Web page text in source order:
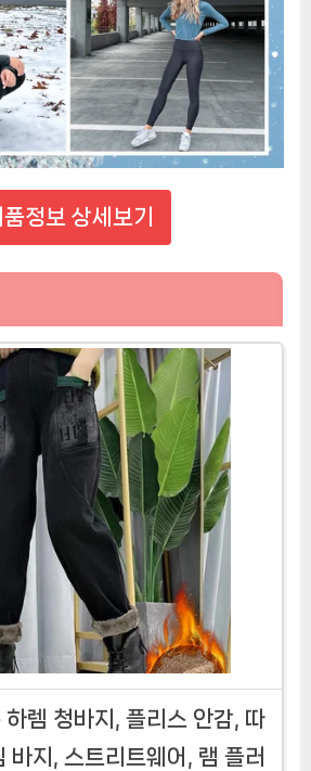
정보 상세보기
렘 청바지, 플리스 안감, 따
바지, 스트리트웨어, 램 플러